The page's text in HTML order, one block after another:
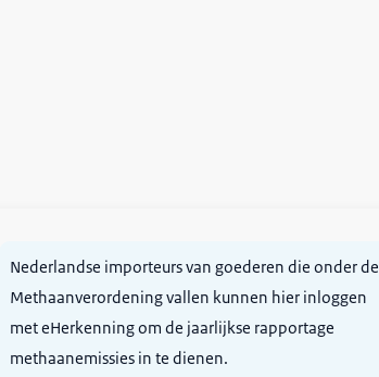
Nederlandse importeurs van goederen die onder de
Methaanverordening vallen kunnen hier inloggen
met eHerkenning om de jaarlijkse rapportage
methaanemissies in te dienen.